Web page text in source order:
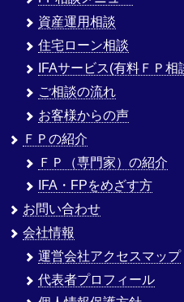
資産運用相談
住宅ローン相談
IFAサービス(有料ＦＰ
ご相談の流れ
お客様からの声
ＦＰの紹介
ＦＰ（専門家）の紹介
IFA・FPをめざす方
お問い合わせ
会社情報
運営会社アクセスマップ
代表者プロフィール